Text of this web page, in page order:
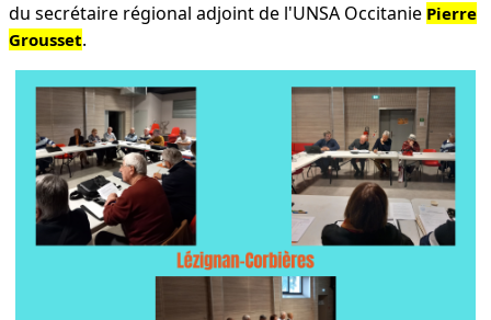
du secrétaire régional adjoint de l'UNSA Occitanie Pierre
Grousset.